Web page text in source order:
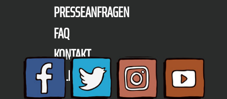
PRESSEANFRAGEN
FAQ
KONTAKT
TELEFON